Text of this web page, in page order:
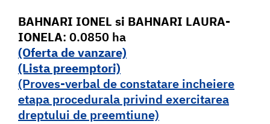
BAHNARI IONEL si BAHNARI LAURA-
IONELA: 0.0850 ha
(Oferta de vanzare)
(Lista preemptori)
(Proves-verbal de constatare incheiere
etapa procedurala privind exercitarea
dreptului de preemtiune)